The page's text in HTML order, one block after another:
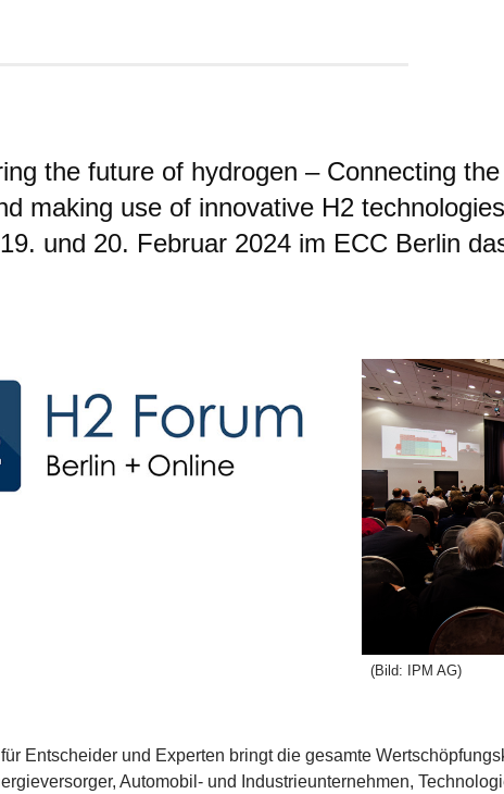
the future of hydrogen – Connecting
making use of innovative H2
und 20. Februar 2024 im ECC Berlin
(Bild: IPM AG)
Entscheider und Experten bringt die gesamte
Automobil- und Industrieunternehmen,